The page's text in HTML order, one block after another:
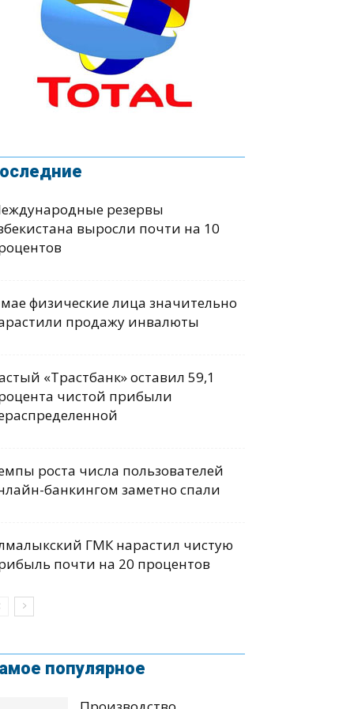
резервы
выросли почти на 10
физические лица значительно
продажу инвалюты
«Трастбанк» оставил 59,1
чистой прибыли
роста числа пользователей
банкингом заметно спали
ГМК нарастил чистую
почти на 20 процентов
популярное